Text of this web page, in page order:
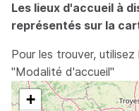
Les lieux d'accueil à
représentés sur la
Pour les trouver,
"Modalité d'accueil"
+